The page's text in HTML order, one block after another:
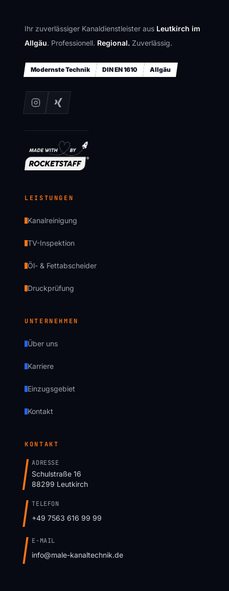
Ihr zuverlässiger Kanaldienstleister aus Leutkirch im
Allgäu. Professionell. Regional. Zuverlässig.
Modernste Technik DIN EN 1610 Allgäu
LEISTUNGEN
Kanalreinigung
TV-Inspektion
Öl- & Fettabscheider
Druckprüfung
UNTERNEHMEN
Über uns
Karriere
Einzugsgebiet
Kontakt
KONTAKT
ADRESSE
Schulstraße 16
88299 Leutkirch
TELEFON
+49 7563 616 99 99
E-MAIL
info@male-kanaltechnik.de